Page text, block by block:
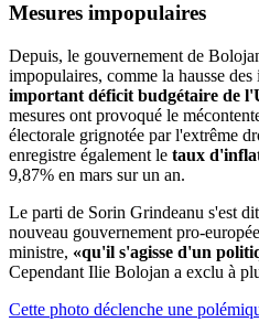
Mesures impopulaires
Depuis, le gouvernement de
impopulaires, comme la hausse
important déficit budgétaire de
mesures ont provoqué le
électorale grignotée par l'extrême
enregistre également le taux
9,87% en mars sur un an.
Le parti de Sorin Grindeanu s'est
nouveau gouvernement pro-
ministre, «qu'il s'agisse d'un
Cependant Ilie Bolojan a exclu à
Cette photo déclenche une